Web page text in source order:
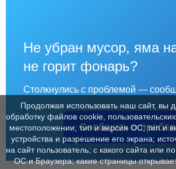
Не убран мусор, яма
не горит фонарь?
Столкнулись с проблемой —
Сообщить о
Продолжая использовать наш сайт, вы
обработку файлов cookie,
местоположении; тип и версия ОС; тип и
устройства и разрешение его экрана;
на сайт пользователь; с какого сайта или
ОС и Браузера; какие страницы